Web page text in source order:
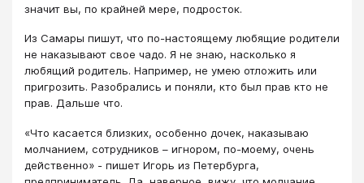
значит вы, по крайней мере, подросток.
Из Самары пишут, что по-настоящему любящие родители
не наказывают свое чадо. Я не знаю, насколько я
любящий родитель. Например, не умею отложить или
пригрозить. Разобрались и поняли, кто был прав кто не
прав. Дальше что.
«Что касается близких, особенно дочек, наказываю
молчанием, сотрудников – игнором, по-моему, очень
действенно» - пишет Игорь из Петербурга,